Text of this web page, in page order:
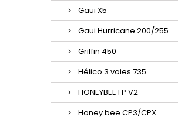
Gaui X5
Gaui Hurricane 200/255
Griffin 450
Hélico 3 voies 735
HONEYBEE FP V2
Honey bee CP3/CPX